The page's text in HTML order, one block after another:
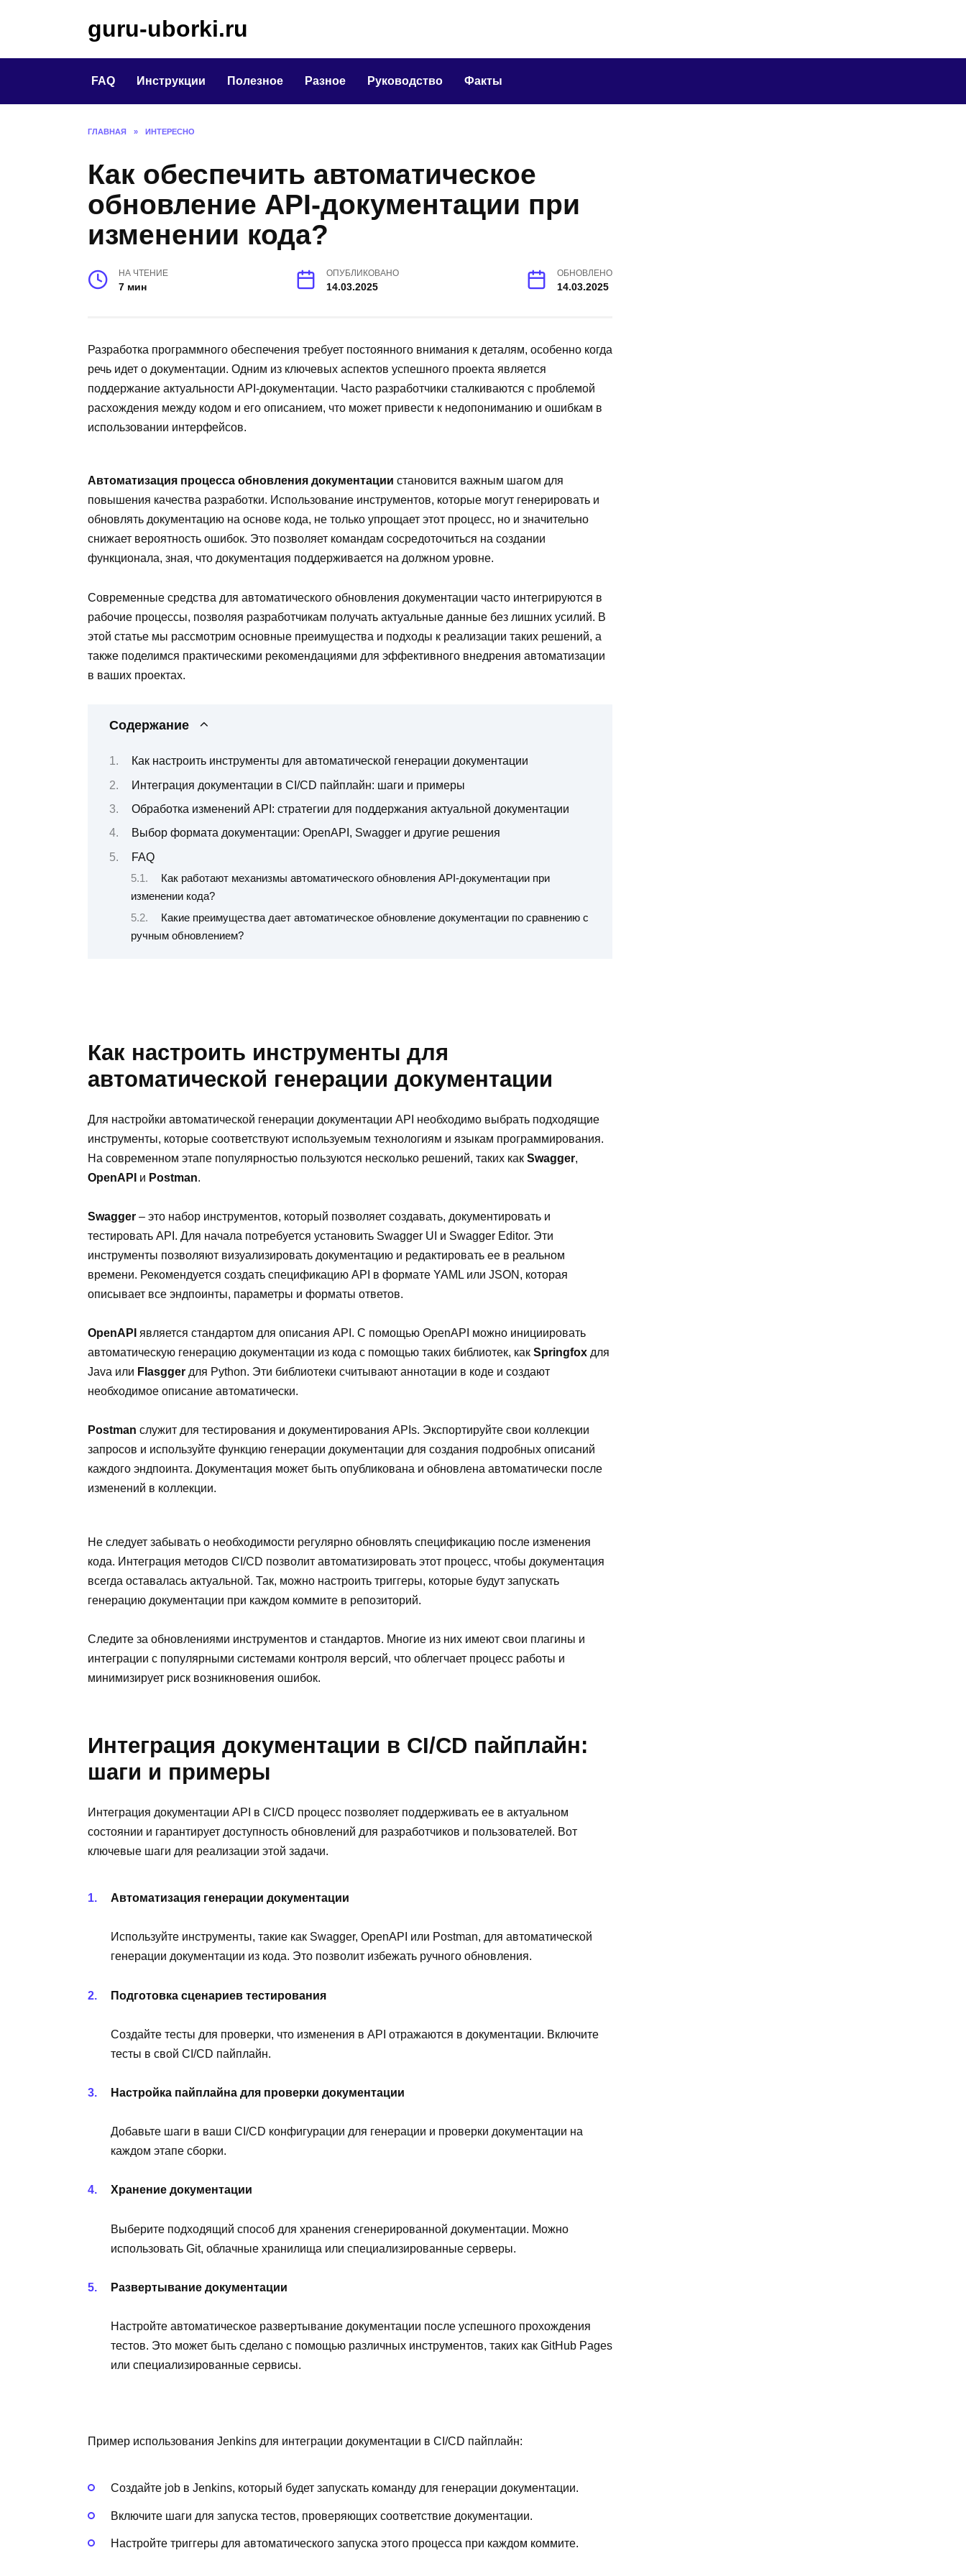
guru-uborki.ru
FAQ Инструкции Полезное Разное Руководство Факты
ГЛАВНАЯ » ИНТЕРЕСНО
Как обеспечить автоматическое
обновление API-документации при
изменении кода?
НА ЧТЕНИЕ
7 мин
ОПУБЛИКОВАНО
14.03.2025
ОБНОВЛЕНО
14.03.2025
Разработка программного обеспечения требует постоянного внимания к деталям, особенно когда
речь идет о документации. Одним из ключевых аспектов успешного проекта является
поддержание актуальности API-документации. Часто разработчики сталкиваются с проблемой
расхождения между кодом и его описанием, что может привести к недопониманию и ошибкам в
использовании интерфейсов.
Автоматизация процесса обновления документации становится важным шагом для
повышения качества разработки. Использование инструментов, которые могут генерировать и
обновлять документацию на основе кода, не только упрощает этот процесс, но и значительно
снижает вероятность ошибок. Это позволяет командам сосредоточиться на создании
функционала, зная, что документация поддерживается на должном уровне.
Современные средства для автоматического обновления документации часто интегрируются в
рабочие процессы, позволяя разработчикам получать актуальные данные без лишних усилий. В
этой статье мы рассмотрим основные преимущества и подходы к реализации таких решений, а
также поделимся практическими рекомендациями для эффективного внедрения автоматизации
в ваших проектах.
Содержание
Как настроить инструменты для автоматической генерации документации
Интеграция документации в CI/CD пайплайн: шаги и примеры
Обработка изменений API: стратегии для поддержания актуальной документации
Выбор формата документации: OpenAPI, Swagger и другие решения
FAQ
Как работают механизмы автоматического обновления API-документации при
изменении кода?
Какие преимущества дает автоматическое обновление документации по сравнению с
ручным обновлением?
Как настроить инструменты для
автоматической генерации документации
Для настройки автоматической генерации документации API необходимо выбрать подходящие
инструменты, которые соответствуют используемым технологиям и языкам программирования.
На современном этапе популярностью пользуются несколько решений, таких как Swagger,
OpenAPI и Postman.
Swagger – это набор инструментов, который позволяет создавать, документировать и
тестировать API. Для начала потребуется установить Swagger UI и Swagger Editor. Эти
инструменты позволяют визуализировать документацию и редактировать ее в реальном
времени. Рекомендуется создать спецификацию API в формате YAML или JSON, которая
описывает все эндпоинты, параметры и форматы ответов.
OpenAPI является стандартом для описания API. С помощью OpenAPI можно инициировать
автоматическую генерацию документации из кода с помощью таких библиотек, как Springfox для
Java или Flasgger для Python. Эти библиотеки считывают аннотации в коде и создают
необходимое описание автоматически.
Postman служит для тестирования и документирования APIs. Экспортируйте свои коллекции
запросов и используйте функцию генерации документации для создания подробных описаний
каждого эндпоинта. Документация может быть опубликована и обновлена автоматически после
изменений в коллекции.
Не следует забывать о необходимости регулярно обновлять спецификацию после изменения
кода. Интеграция методов CI/CD позволит автоматизировать этот процесс, чтобы документация
всегда оставалась актуальной. Так, можно настроить триггеры, которые будут запускать
генерацию документации при каждом коммите в репозиторий.
Следите за обновлениями инструментов и стандартов. Многие из них имеют свои плагины и
интеграции с популярными системами контроля версий, что облегчает процесс работы и
минимизирует риск возникновения ошибок.
Интеграция документации в CI/CD пайплайн:
шаги и примеры
Интеграция документации API в CI/CD процесс позволяет поддерживать ее в актуальном
состоянии и гарантирует доступность обновлений для разработчиков и пользователей. Вот
ключевые шаги для реализации этой задачи.
Автоматизация генерации документации
Используйте инструменты, такие как Swagger, OpenAPI или Postman, для автоматической
генерации документации из кода. Это позволит избежать ручного обновления.
Подготовка сценариев тестирования
Создайте тесты для проверки, что изменения в API отражаются в документации. Включите
тесты в свой CI/CD пайплайн.
Настройка пайплайна для проверки документации
Добавьте шаги в ваши CI/CD конфигурации для генерации и проверки документации на
каждом этапе сборки.
Хранение документации
Выберите подходящий способ для хранения сгенерированной документации. Можно
использовать Git, облачные хранилища или специализированные серверы.
Развертывание документации
Настройте автоматическое развертывание документации после успешного прохождения
тестов. Это может быть сделано с помощью различных инструментов, таких как GitHub Pages
или специализированные сервисы.
Пример использования Jenkins для интеграции документации в CI/CD пайплайн:
Создайте job в Jenkins, который будет запускать команду для генерации документации.
Включите шаги для запуска тестов, проверяющих соответствие документации.
Настройте триггеры для автоматического запуска этого процесса при каждом коммите.